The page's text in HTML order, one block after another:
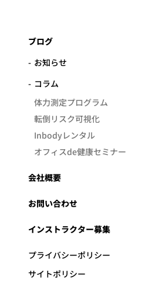
ブログ
お知らせ
コラム
体力測定プログラム
転倒リスク可視化
Inbodyレンタル
オフィスde健康セミナー
会社概要
お問い合わせ
インストラクター募集
プライバシーポリシー
サイトポリシー